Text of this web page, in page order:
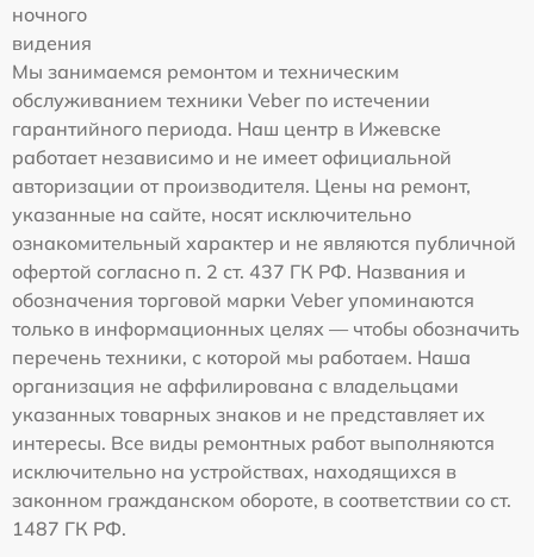
ночного
видения
Мы занимаемся ремонтом и техническим
обслуживанием техники Veber по истечении
гарантийного периода. Наш центр в Ижевске
работает независимо и не имеет официальной
авторизации от производителя. Цены на ремонт,
указанные на сайте, носят исключительно
ознакомительный характер и не являются публичной
офертой согласно п. 2 ст. 437 ГК РФ. Названия и
обозначения торговой марки Veber упоминаются
только в информационных целях — чтобы обозначить
перечень техники, с которой мы работаем. Наша
организация не аффилирована с владельцами
указанных товарных знаков и не представляет их
интересы. Все виды ремонтных работ выполняются
исключительно на устройствах, находящихся в
законном гражданском обороте, в соответствии со ст.
1487 ГК РФ.